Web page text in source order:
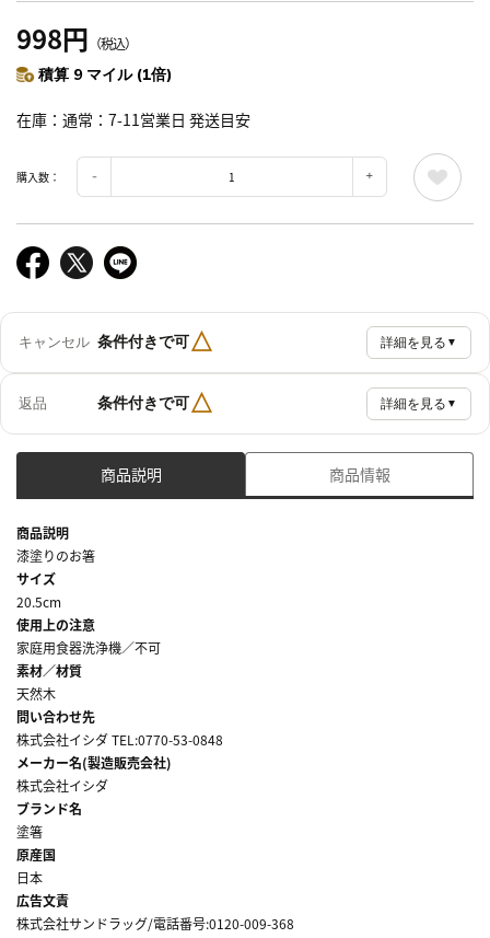
998円 （税込）
積算 9 マイル (1倍)
在庫 通常：7-11営業日 発送目安
購入数：
キャンセル 条件付きで可△ 詳細を見る ▼
返品 条件付きで可△ 詳細を見る ▼
商品説明 商品情報
商品説明
漆塗りのお箸
サイズ
20.5cm
使用上の注意
家庭用食器洗浄機／不可
素材／材質
天然木
問い合わせ先
株式会社イシダ TEL:0770-53-0848
メーカー名(製造販売会社)
株式会社イシダ
ブランド名
塗箸
原産国
日本
広告文責
株式会社サンドラッグ/電話番号:0120-009-368